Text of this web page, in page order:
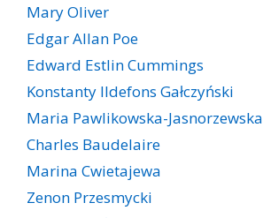
Mary Oliver
Edgar Allan Poe
Edward Estlin Cummings
Konstanty Ildefons Gałczyński
Maria Pawlikowska-Jasnorzewska
Charles Baudelaire
Marina Cwietajewa
Zenon Przesmycki